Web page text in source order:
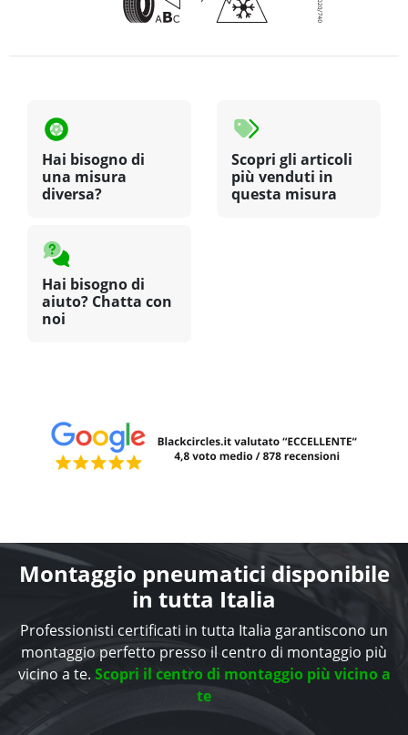
Hai bisogno di
una misura
diversa?
Scopri gli articoli
più venduti in
questa misura
Hai bisogno di
aiuto? Chatta con
noi
Montaggio pneumatici disponibile
in tutta Italia
Professionisti certificati in tutta Italia garantiscono un
montaggio perfetto presso il centro di montaggio più
vicino a te. Scopri il centro di montaggio più vicino a
te